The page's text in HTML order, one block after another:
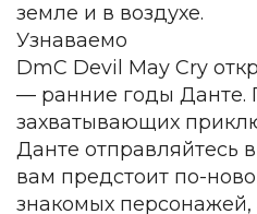
земле и в воздухе.
Узнаваемо
DmC Devil May Cry
— ранние годы Данте.
захватывающих
Данте отправляйтесь
вам предстоит по-
знакомых персонажей,